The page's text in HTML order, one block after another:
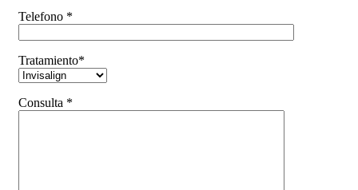
Telefono *
Tratamiento*
Consulta *